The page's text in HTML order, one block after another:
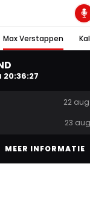
Max Verstappen
20:36:26
22
23
MEER INFORMATIE